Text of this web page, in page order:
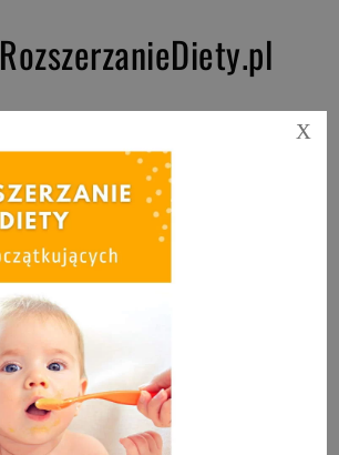
RozszerzanieDiety.pl
X